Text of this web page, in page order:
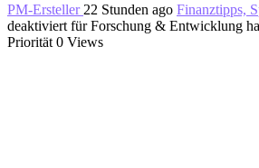
PM-Ersteller 22 Stunden ago Finanztipps,
deaktiviert für Forschung & Entwicklung
Priorität 0 Views